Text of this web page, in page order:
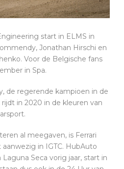
start in ELMS in
Jonathan Hirschi en
Voor de Belgische fans
in Spa.
de regerende kampioen in de
rijdt in 2020 in de kleuren van
al meegaven, is Ferrari
in IGTC. HubAuto
Laguna Seca vorig jaar, start in